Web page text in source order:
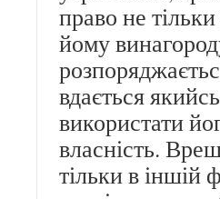
право не
йому
вдається
використати
власність.
тільки в іншій